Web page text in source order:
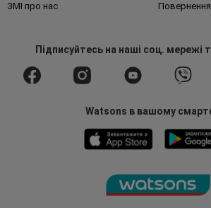
ЗМІ про нас
Підписуйтесьна наші соц. мережі
Watsons в вашому